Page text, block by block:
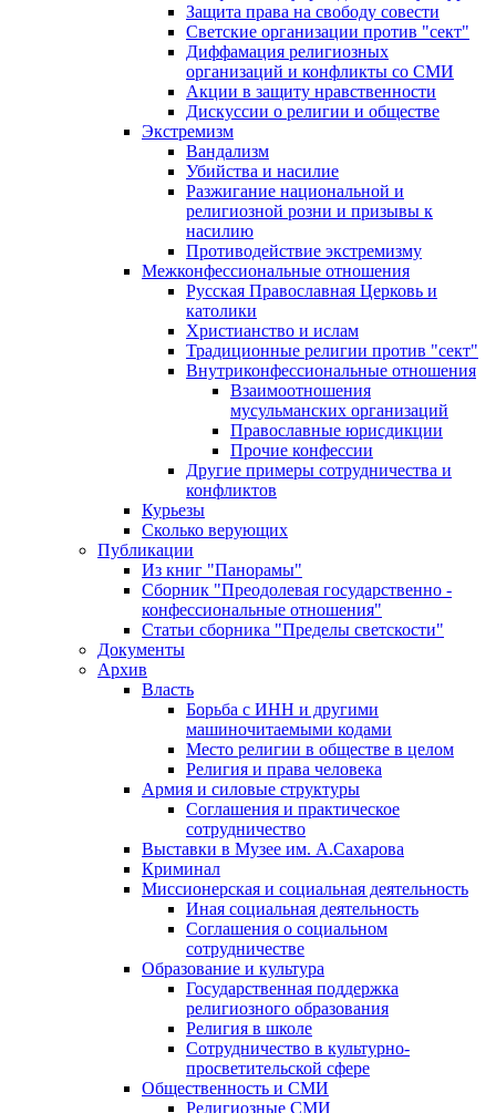
Защита права на свободу совести
Светские организации против "сект"
Диффамация религиозных
организаций и конфликты со СМИ
Акции в защиту нравственности
Дискуссии о религии и обществе
Экстремизм
Вандализм
Убийства и насилие
Разжигание национальной и
религиозной розни и призывы к
насилию
Противодействие экстремизму
Межконфессиональные отношения
Русская Православная Церковь и
католики
Христианство и ислам
Традиционные религии против "сект"
Внутриконфессиональные отношения
Взаимоотношения
мусульманских организаций
Православные юрисдикции
Прочие конфессии
Другие примеры сотрудничества и
конфликтов
Курьезы
Сколько верующих
Публикации
Из книг "Панорамы"
Сборник "Преодолевая государственно -
конфессиональные отношения"
Статьи сборника "Пределы светскости"
Документы
Архив
Власть
Борьба с ИНН и другими
машиночитаемыми кодами
Место религии в обществе в целом
Религия и права человека
Армия и силовые структуры
Соглашения и практическое
сотрудничество
Выставки в Музее им. А.Сахарова
Криминал
Миссионерская и социальная деятельность
Иная социальная деятельность
Соглашения о социальном
сотрудничестве
Образование и культура
Государственная поддержка
религиозного образования
Религия в школе
Сотрудничество в культурно-
просветительской сфере
Общественность и СМИ
Религиозные СМИ